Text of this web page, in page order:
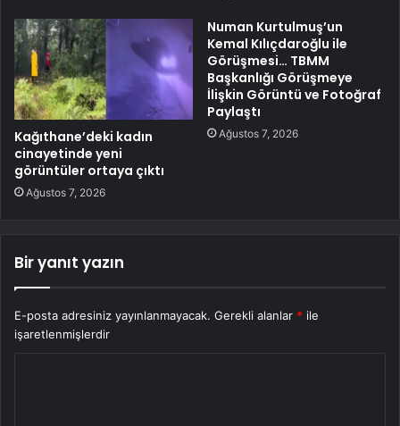
Kağıthane’deki kadın
cinayetinde yeni
görüntüler ortaya çıktı
Ağustos 7, 2026
Numan Kurtulmuş’un
Kemal Kılıçdaroğlu ile
Görüşmesi… TBMM
Başkanlığı Görüşmeye
İlişkin Görüntü ve Fotoğraf
Paylaştı
Ağustos 7, 2026
Bir yanıt yazın
E-posta adresiniz yayınlanmayacak. Gerekli alanlar * ile
işaretlenmişlerdir